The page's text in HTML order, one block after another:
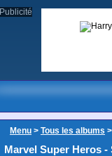
Menu > Tous les albums >
Marvel Super Heros -
Publicité